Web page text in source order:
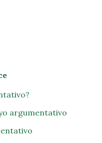
argumentativo